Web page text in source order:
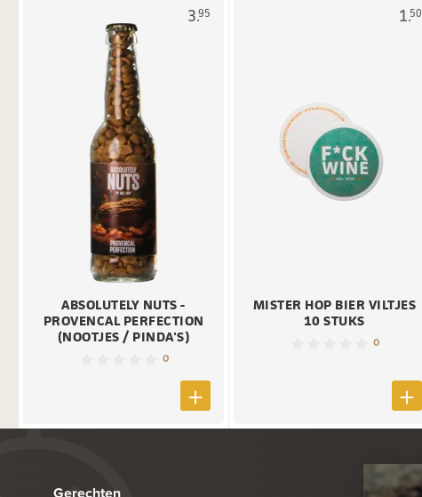
3.95
ABSOLUTELY NUTS -
PROVENCAL PERFECTION
(NOOTJES / PINDA'S)
0
1.50
MISTER HOP BIER VILTJES
10 STUKS
0